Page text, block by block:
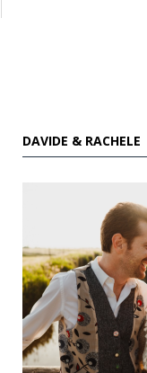
DAVIDE & RACHELE